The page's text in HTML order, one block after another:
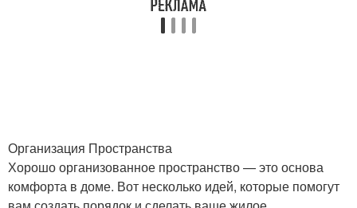
Организация Пространства
Хорошо организованное пространство — это основа
комфорта в доме. Вот несколько идей, которые помогут